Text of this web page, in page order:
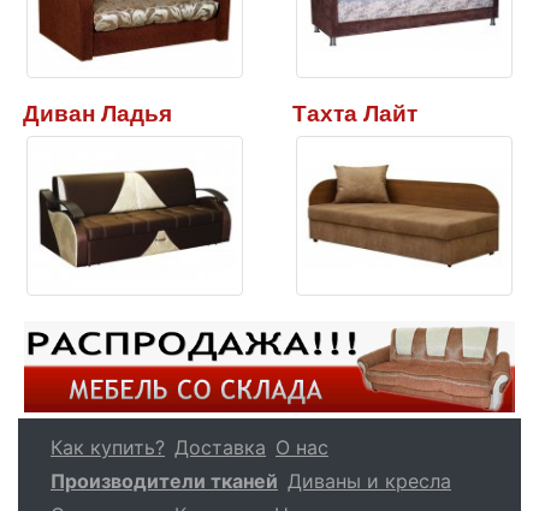
Диван Ладья Тахта Лайт
Как купить? Доставка О нас
Производители тканей Диваны и кресла